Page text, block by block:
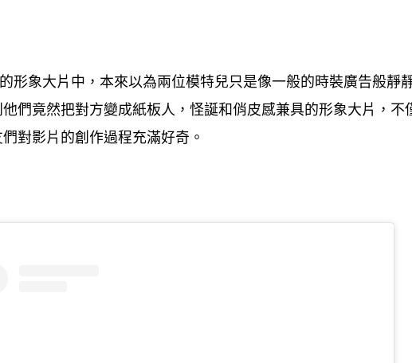
形象大片中 ， 本來以為兩位模特兒只是像一般的時裝廣告般靜
們竟然把對方變成紙板人 ， 怪誕和俏皮感兼具的形象大片 ， 不
對影片的創作過程充滿好奇。